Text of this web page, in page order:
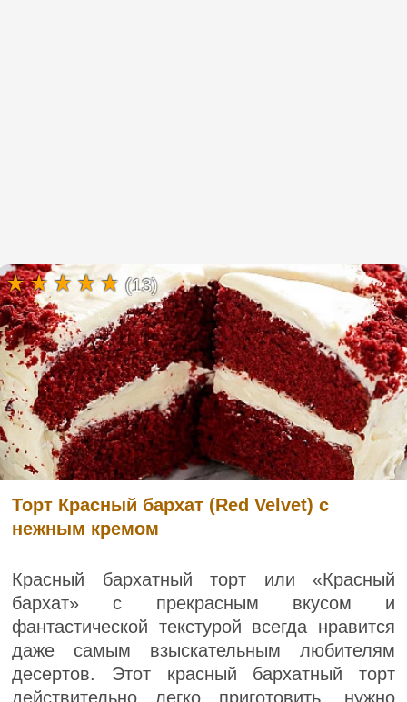
Торт Красный бархат (Red Velvet) с
нежным кремом
Красный бархатный торт или «Красный
бархат» с прекрасным вкусом и
фантастической текстурой всегда нравится
даже самым взыскательным любителям
десертов. Этот красный бархатный торт
действительно легко приготовить, нужно
(13)